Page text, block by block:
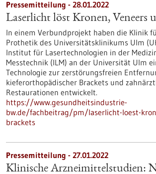
Pressemitteilung - 28.01.2022
Laserlicht löst Kronen, Veneers
In einem Verbundprojekt haben die Klinik
Prothetik des Universitätsklinikums Ulm
Institut für Lasertechnologien in der
Messtechnik (ILM) an der Universität Ulm
Technologie zur zerstörungsfreien
kieferorthopädischer Brackets und
Restaurationen entwickelt.
https://www.gesundheitsindustrie-
bw.de/fachbeitrag/pm/laserlicht-loest-
brackets
Pressemitteilung - 27.01.2022
Klinische Arzneimittelstudien: